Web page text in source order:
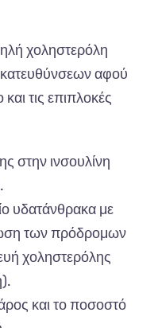
χοληστερόλη
κατευθύνσεων αφού
τις επιπλοκές
στην ινσουλίνη
υδατάνθρακα με
των πρόδρομων
χοληστερόλης
και το ποσοστό